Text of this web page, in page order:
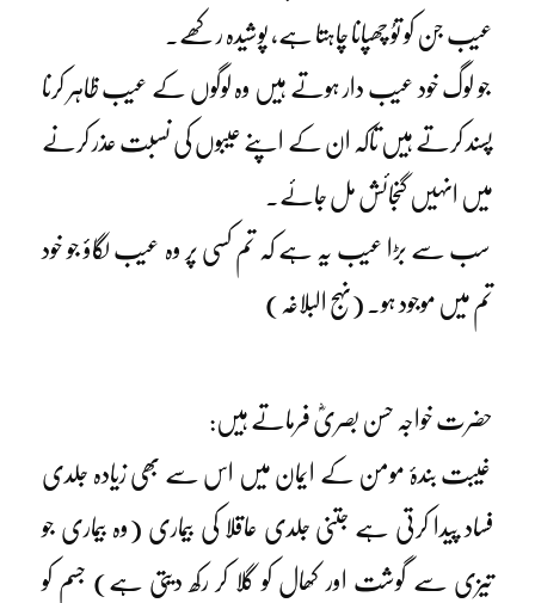
عیب جن کو توُ چھپانا چاہتا ہے، پوشیدہ رکھے۔
جو لوگ خود عیب دار ہوتے ہیں وہ لوگوں کے عیب ظاہر کرنا
پسند کرتے ہیں تاکہ ان کے اپنے عیبوں کی نسبت عذر کرنے
میں انہیں گنجائش مل جائے۔
سب سے بڑا عیب یہ ہے کہ تم کسی پر وہ عیب لگاؤ جو خود
تم میں موجود ہو۔ (نہج البلاغہ)
حضرت خواجہ حسن بصریؓ فرماتے ہیں:
غیبت بندۂ مومن کے ایمان میں اس سے بھی زیادہ جلدی
فساد پیدا کرتی ہے جتنی جلدی عاقلا کی بیماری (وہ بیماری جو
تیزی سے گوشت اور کھال کو گلا کر رکھ دیتی ہے) جسم کو